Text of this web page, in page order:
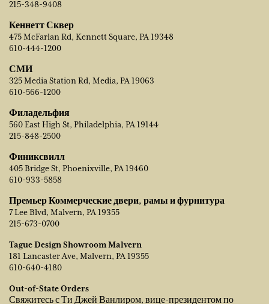
215-348-9408
Кеннетт Сквер
475 McFarlan Rd, Kennett Square, PA 19348
610-444-1200
СМИ
325 Media Station Rd, Media, PA 19063
610-566-1200
Филадельфия
560 East High St, Philadelphia, PA 19144
215-848-2500
Финиксвилл
405 Bridge St, Phoenixville, PA 19460
610-933-5858
Премьер Коммерческие двери, рамы и фурнитура
7 Lee Blvd, Malvern, PA 19355
215-673-0700
Tague Design Showroom Malvern
181 Lancaster Ave, Malvern, PA 19355
610-640-4180
Out-of-State Orders
Свяжитесь с Ти Джей Ванлиром, вице-президентом по